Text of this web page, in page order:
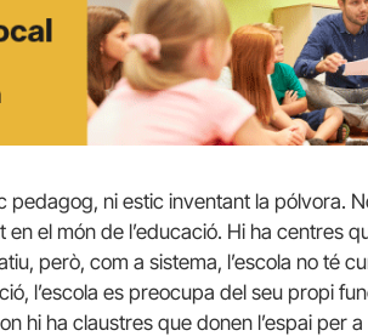
pedagog, ni estic inventant la pólvora.
el món de l’educació. Hi ha centres
però, com a sistema, l’escola no té
l’escola es preocupa del seu propi
hi ha claustres que donen l’espai per a